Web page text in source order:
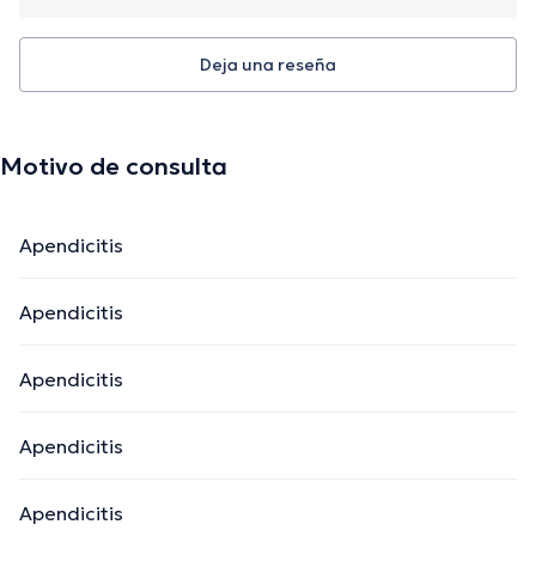
Deja una reseña
Motivo de consulta
Apendicitis
Apendicitis
Apendicitis
Apendicitis
Apendicitis